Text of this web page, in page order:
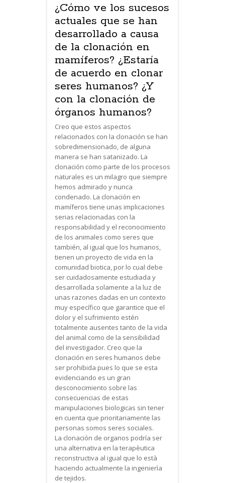
¿Cómo ve los sucesos
actuales que se han
desarrollado a causa
de la clonación en
mamíferos? ¿Estaría
de acuerdo en clonar
seres humanos? ¿Y
con la clonación de
órganos humanos?
Creo que estos aspectos
relacionados con la clonación se han
sobredimensionado, de alguna
manera se han satanizado. La
clonación como parte de los procesos
naturales es un milagro que siempre
hemos admirado y nunca
condenado. La clonación en
mamíferos tiene unas implicaciones
serias relacionadas con la
responsabilidad y el reconocimiento
de los animales como seres que
también, al igual que los humanos,
tienen un proyecto de vida en la
comunidad biotica, por lo cual debe
ser cuidadosamente estudiada y
desarrollada solamente a la luz de
unas razones dadas en un contexto
muy específico que garantice que el
dolor y el sufrimiento estén
totalmente ausentes tanto de la vida
del animal como de la sensibilidad
del investigador. Creo que la
clonación en seres humanos debe
ser prohibida pues lo que se esta
evidenciando es un gran
desconocimiento sobre las
consecuencias de estas
manipulaciones biologicas sin tener
en cuenta que prioritariamente las
personas somos seres sociales.
La clonación de organos podría ser
una alternativa en la terapèutica
reconstructiva al igual que lo està
haciendo actualmente la ingenierìa
de tejidos.